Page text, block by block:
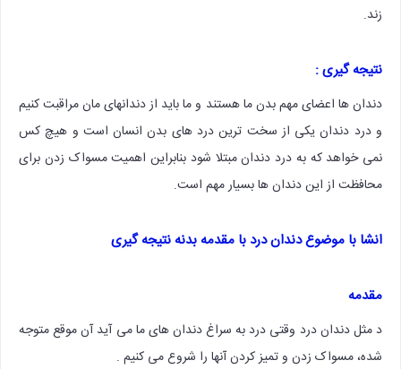
زند.
نتیجه گیری :
دندان ها اعضای مهم بدن ما هستند و ما باید از دندانهای مان مراقبت کنیم
و درد دندان یکی از سخت ترین درد های بدن انسان است و هیچ کس
نمی خواهد که به درد دندان مبتلا شود بنابراین اهمیت مسواک زدن برای
محافظت از این دندان ها بسیار مهم است.
انشا با موضوع دندان درد با مقدمه بدنه نتیجه گیری
مقدمه
د مثل دندان درد وقتی درد به سراغ دندان های ما می آید آن موقع متوجه
شده، مسواک زدن و تمیز کردن آنها را شروع می کنیم .